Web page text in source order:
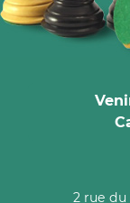
2 rue du